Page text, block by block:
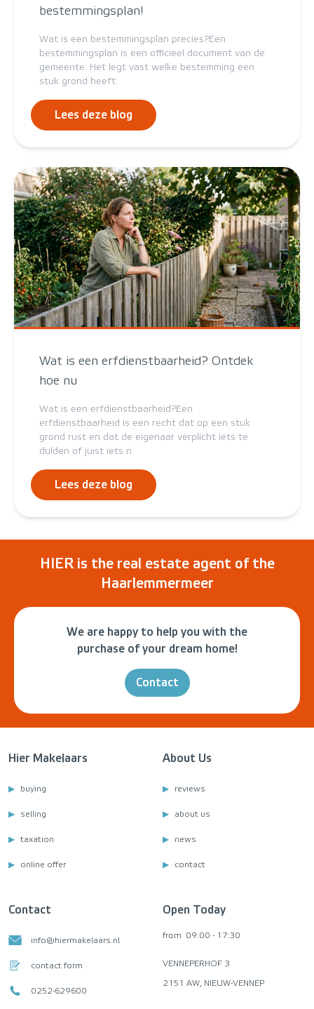
bestemmingsplan!
Wat is een bestemmingsplan precies?Een
bestemmingsplan is een officieel document van de
gemeente. Het legt vast welke bestemming een
stuk grond heeft:
Lees deze blog
Wat is een erfdienstbaarheid? Ontdek
hoe nu
Wat is een erfdienstbaarheid?Een
erfdienstbaarheid is een recht dat op een stuk
grond rust en dat de eigenaar verplicht iets te
dulden of juist iets n
Lees deze blog
HIER is the real estate agent of the
Haarlemmermeer
We are happy to help you with the
purchase of your dream home!
Contact
Hier Makelaars
buying
selling
taxation
online offer
About Us
reviews
about us
news
contact
Contact
info@hiermakelaars.nl
contact form
0252-629600
Open Today
from 09:00 - 17:30
VENNEPERHOF 3
2151 AW, NIEUW-VENNEP